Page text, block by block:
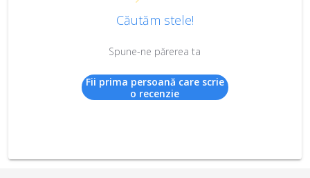
Căutăm stele!
Spune-ne părerea ta
Fii prima persoană care scrie
o recenzie